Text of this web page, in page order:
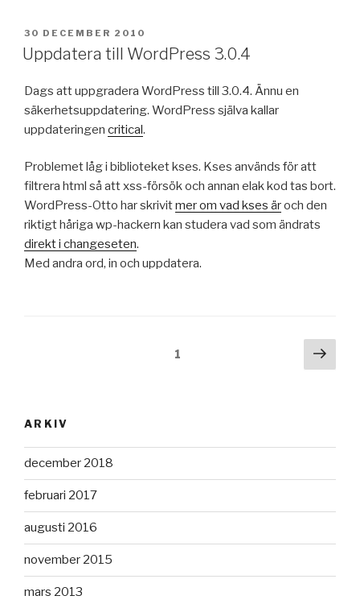
PUBLICERAT
30 DECEMBER 2010
Uppdatera till WordPress 3.0.4
Dags att uppgradera WordPress till 3.0.4. Ännu en
säkerhetsuppdatering. WordPress själva kallar
uppdateringen critical.
Problemet låg i biblioteket kses. Kses används för att
filtrera html så att xss-försök och annan elak kod tas bort.
WordPress-Otto har skrivitmer om vad kses äroch den
riktigt håriga wp-hackern kan studera vad som ändrats
direkt i changeseten.
Med andra ord, in och uppdatera.
1
sida
ARKIV
december 2018
februari 2017
augusti 2016
november 2015
mars 2013